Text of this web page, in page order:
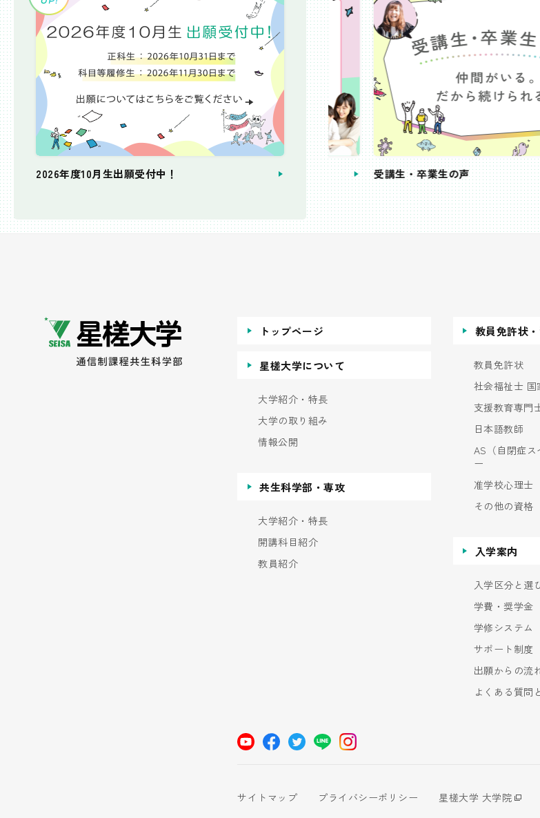
2026年度10月生出願受付中！
個別相談会 受講生・卒業生の声
トップページ
星槎大学について
大学紹介・特長
大学の取り組み
情報公開
共生科学部・専攻
大学紹介・特長
開講科目紹介
教員紹介
教員免許状
教員免許状
社会福祉士
支援教育専門
日本語教師
AS（自閉症
ー
准学校心理士
その他の資格
入学案内
入学区分と選
学費・奨学金
学修システム
サポート制度
出願からの流
よくある質問
サイトマップ プライバシーポリシー 星槎大学 大学院